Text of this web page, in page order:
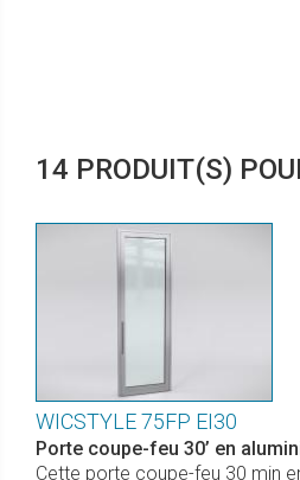
14 PRODUIT(S)
WICSTYLE 75FP EI30
Porte coupe-feu 30’ en
Cette porte coupe-feu 30 min